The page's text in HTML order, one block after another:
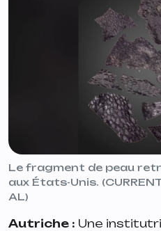
Le fragment de peau
aux États-Unis.
AL)
Autriche : Une